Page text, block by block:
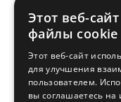
25,40 €
В
Этот веб-
файлы cookie
Этот веб-сайт
для улучшения
пользователем.
вы соглашаетесь на